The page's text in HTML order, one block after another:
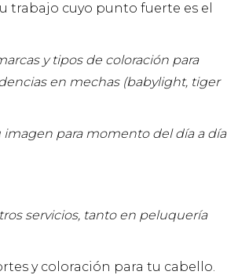
trabajo cuyo punto fuerte es el
y tipos de coloración para
en mechas (babylight, tiger
para momento del día a día
servicios, tanto en peluquería
y coloración para tu cabello.